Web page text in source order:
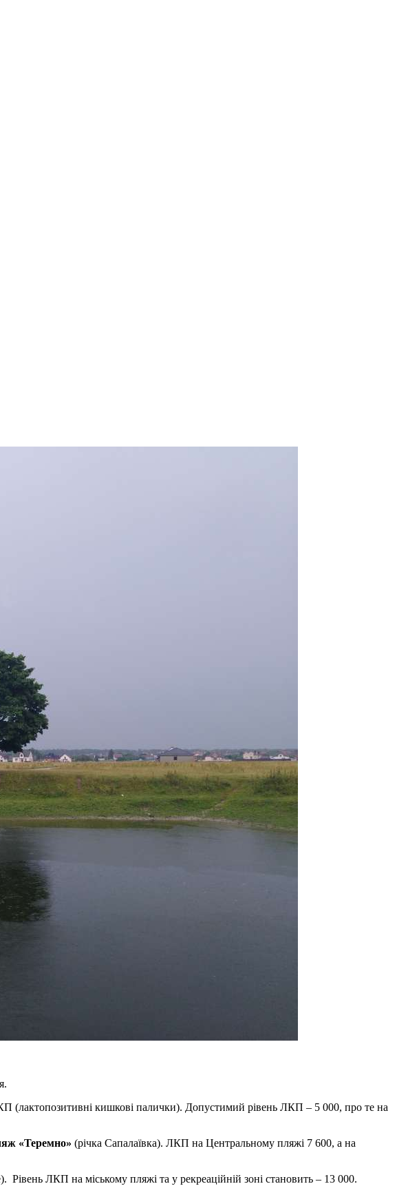
(лактопозитивні кишкові палички). Допустимий рівень ЛКП – 5 000, про те на
«Теремно» (річка Сапалаївка). ЛКП на Центральному пляжі 7 600, а на
Рівень ЛКП на міському пляжі та у рекреаційній зоні становить – 13 000.